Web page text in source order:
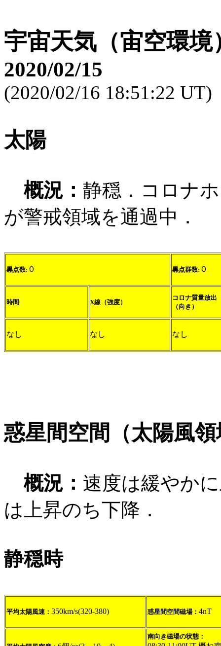
宇宙天気（宙空環境
2020/02/15
(2020/02/16 18:51:22 UT)
太陽
概況： 静穏．コロナ
が警戒領域を通過中．
黒点数: ０ 黒点群数: ０
時間 X線（強度）
コロナ質量放出
（向き）
なし なし なし
惑星間空間（太陽風
概況： 速度は緩やか
は上昇のち下降．
静穏時
平均太陽風速： 350km/s(320-380) 惑星間空間磁場： 4nT
南向き磁場の状態：